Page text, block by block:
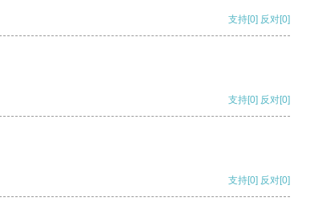
支持[0] 反对[0]
支持[0] 反对[0]
支持[0] 反对[0]